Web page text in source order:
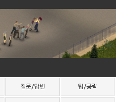
질문/답변 팁/공략